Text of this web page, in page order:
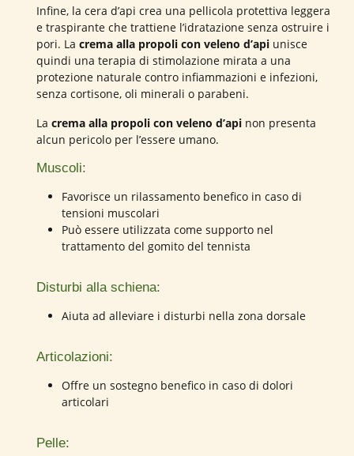
Infine, la cera d’api crea una pellicola protettiva leggera
e traspirante che trattiene l’idratazione senza ostruire i
pori. La crema alla propoli con veleno d’api unisce
quindi una terapia di stimolazione mirata a una
protezione naturale contro infiammazioni e infezioni,
senza cortisone, oli minerali o parabeni.
La crema alla propoli con veleno d’api non presenta
alcun pericolo per l’essere umano.
Muscoli:
Favorisce un rilassamento benefico in caso di
tensioni muscolari
Può essere utilizzata come supporto nel
trattamento del gomito del tennista
Disturbi alla schiena:
Aiuta ad alleviare i disturbi nella zona dorsale
Articolazioni:
Offre un sostegno benefico in caso di dolori
articolari
Pelle: